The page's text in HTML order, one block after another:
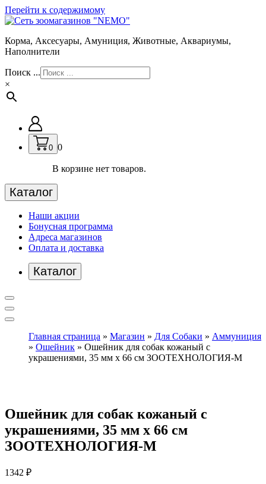
Перейти к содержимому
Корма, Аксесуары, Амуниция, Животные, Аквариумы,
Наполнители
Поиск ...
×
0 0
В корзине нет товаров.
Каталог
Наши акции
Бонусная программа
Адреса магазинов
Оплата и доставка
Каталог
Главная страница » Магазин » Для Собаки » Аммуниция
» Ошейник » Ошейник для собак кожаный с
украшениями, 35 мм х 66 см ЗООТЕХНОЛОГИЯ-М
Ошейник для собак кожаный с
украшениями, 35 мм х 66 см
ЗООТЕХНОЛОГИЯ-М
1342 ₽